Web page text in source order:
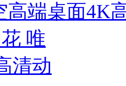
高端桌面4K